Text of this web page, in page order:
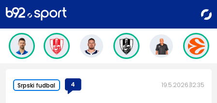
Srpski fudbal 4 19.5.2026. 12:35